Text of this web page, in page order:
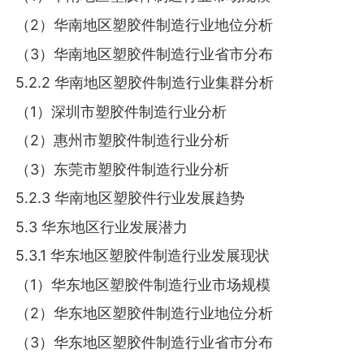
（2）华南地区塑胶件制造行业地位分析
（3）华南地区塑胶件制造行业省市分布
5.2.2 华南地区塑胶件制造行业集群分析
（1）深圳市塑胶件制造行业分析
（2）惠州市塑胶件制造行业分析
（3）东莞市塑胶件制造行业分析
5.2.3 华南地区塑胶件行业发展趋势
5.3 华东地区行业发展潜力
5.3.1 华东地区塑胶件制造行业发展现状
（1）华东地区塑胶件制造行业市场规模
（2）华东地区塑胶件制造行业地位分析
（3）华东地区塑胶件制造行业省市分布